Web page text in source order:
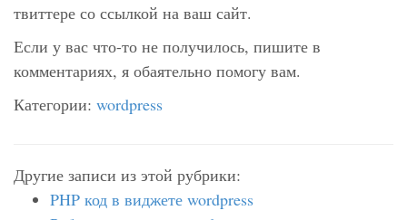
твиттере со ссылкой на ваш сайт.
Если у вас что-то не получилось, пишите в
комментариях, я обаятельно помогу вам.
Категории: wordpress
Другие записи из этой рубрики:
PHP код в виджете wordpress